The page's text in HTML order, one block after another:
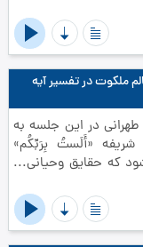
ملکوت در تفسیر آیه
در این جلسه به
«أَلَستُ بِرَبِّكُم»
که حقایق وحیانی...